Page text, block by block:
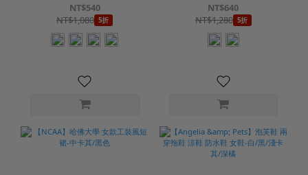
NT$540
NT$1,080 5折
NT$640
NT$1,280 5折